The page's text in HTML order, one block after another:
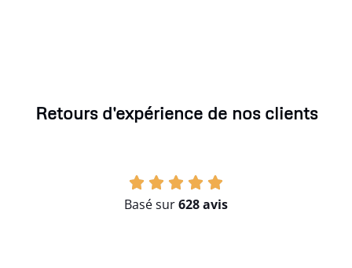
Retours d'expérience de nos clients
Basé sur628 avis